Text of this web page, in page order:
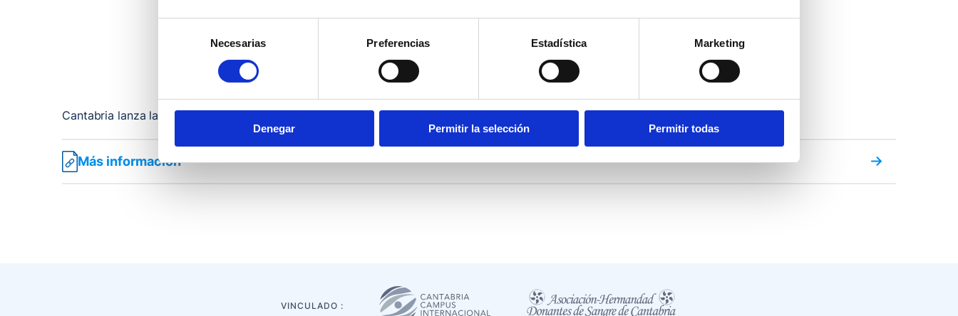
consentimiento
Necesarias Preferencias Estadística Marketing
Denegar Permitir la selección Permitir todas
Cantabria lanza la campaña ‘La violencia machista la paras tú’ con motivo del 25N
Más información
VINCULADO :